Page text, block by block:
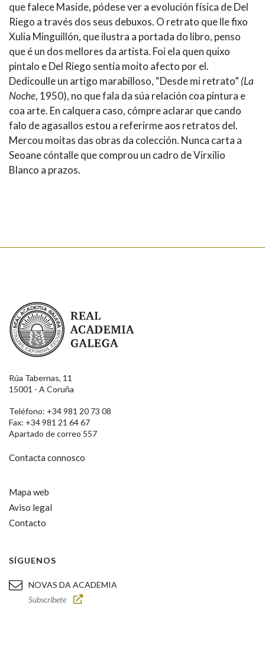
que falece Maside, pódese ver a evolución física de Del
Riego a través dos seus debuxos. O retrato que lle fixo
Xulia Minguillón, que ilustra a portada do libro, penso
que é un dos mellores da artista. Foi ela quen quixo
pintalo e Del Riego sentía moito afecto por el.
Dedicoulle un artigo marabilloso, “Desde mi retrato” (La
Noche, 1950), no que fala da súa relación coa pintura e
coa arte. En calquera caso, cómpre aclarar que cando
falo de agasallos estou a referirme aos retratos del.
Mercou moitas das obras da colección. Nunca carta a
Seoane cóntalle que comprou un cadro de Virxilio
Blanco a prazos.
Real Academia Galega
Rúa Tabernas, 11
15001 - A Coruña
Teléfono: +34 981 20 73 08
Fax: +34 981 21 64 67
Apartado de correo 557
Contacta connosco
Mapa web
Aviso legal
Contacto
SÍGUENOS
NOVAS DA ACADEMIA
Subscríbete